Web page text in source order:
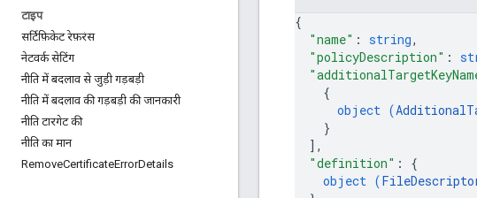
टाइप
सर्टिफ़िकेट रेफ़रंस
नेटवर्क सेटिंग
नीति में बदलाव से जुड़ी गड़बड़ी
नीति में बदलाव की गड़बड़ी की जानकारी
नीति टारगेट की
नीति का मान
RemoveCertificateErrorDetails
{
"name" : string,
"policyDescription" :
{
object (
}
] ,
"definition" : {
object (